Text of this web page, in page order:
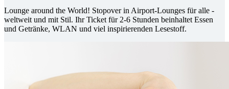
Lounge around the World! Stopover in Airport-Lounges für alle -
weltweit und mit Stil. Ihr Ticket für 2-6 Stunden beinhaltet Essen
und Getränke, WLAN und viel inspirierenden Lesestoff.